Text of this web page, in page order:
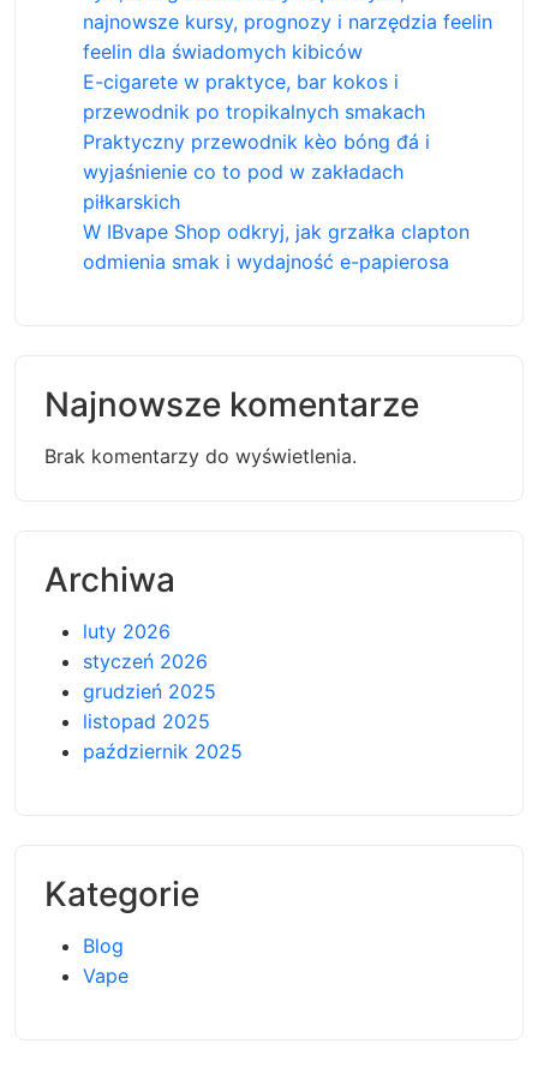
najnowsze kursy, prognozy i narzędzia feelin
feelin dla świadomych kibiców
E-cigarete w praktyce, bar kokos i
przewodnik po tropikalnych smakach
Praktyczny przewodnik kèo bóng đá i
wyjaśnienie co to pod w zakładach
piłkarskich
W IBvape Shop odkryj, jak grzałka clapton
odmienia smak i wydajność e-papierosa
Najnowsze komentarze
Brak komentarzy do wyświetlenia.
Archiwa
luty 2026
styczeń 2026
grudzień 2025
listopad 2025
październik 2025
Kategorie
Blog
Vape